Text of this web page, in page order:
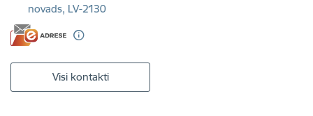
novads, LV-2130
Visi kontakti